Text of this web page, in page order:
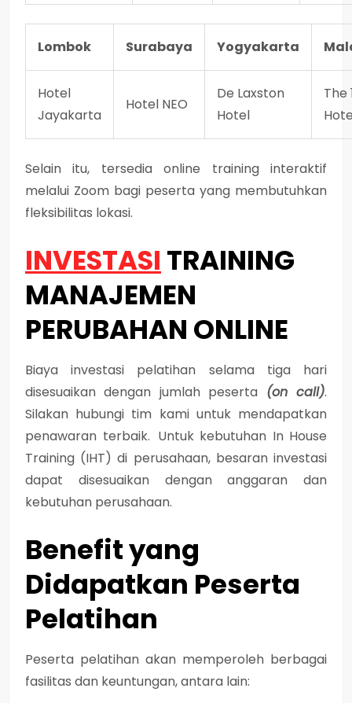
Lombok Surabaya Yogyakarta
Hotel
Jayakarta
Hotel NEO
De Laxston
Hotel
The
Selain itu, tersedia online training interaktif
melalui Zoom bagi peserta yang membutuhkan
fleksibilitas lokasi.
INVESTASI TRAINING
MANAJEMEN
PERUBAHAN ONLINE
Biaya investasi pelatihan selama tiga hari
disesuaikan dengan jumlah peserta (on call).
Silakan hubungi tim kami untuk mendapatkan
penawaran terbaik. Untuk kebutuhan In House
Training (IHT) di perusahaan, besaran investasi
dapat disesuaikan dengan anggaran dan
kebutuhan perusahaan.
Benefit yang
Didapatkan Peserta
Pelatihan
Peserta pelatihan akan memperoleh berbagai
fasilitas dan keuntungan, antara lain: